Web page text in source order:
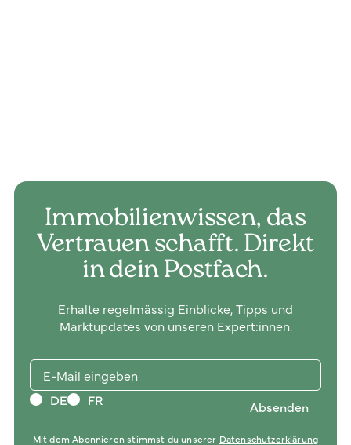
Immobilienwissen, das
Vertrauen schafft. Direkt
in dein Postfach.
Erhalte regelmässig Einblicke, Tipps und
Marktupdates von unseren Expert:innen.
DE FR
Mit dem Abonnieren stimmst du unserer Datenschutzerklärung